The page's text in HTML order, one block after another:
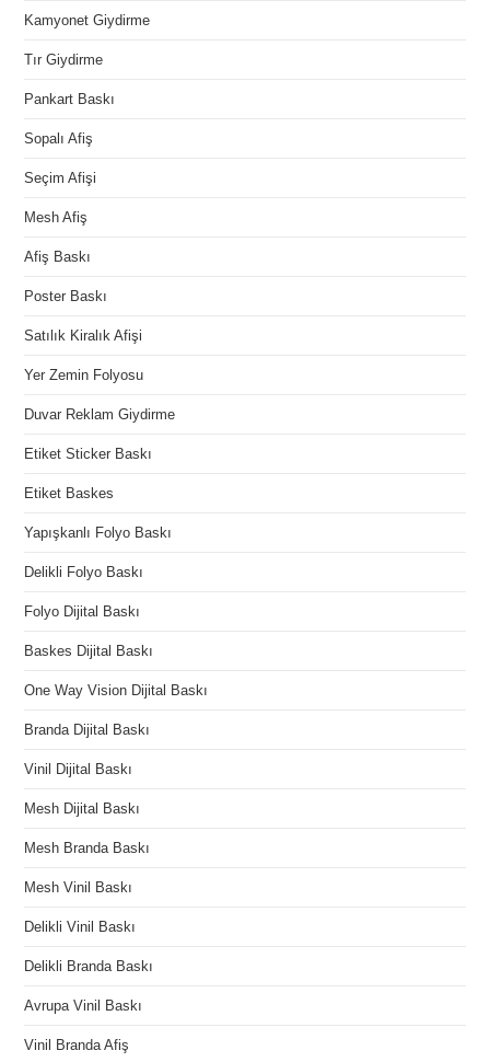
Kamyonet Giydirme
Tır Giydirme
Pankart Baskı
Sopalı Afiş
Seçim Afişi
Mesh Afiş
Afiş Baskı
Poster Baskı
Satılık Kiralık Afişi
Yer Zemin Folyosu
Duvar Reklam Giydirme
Etiket Sticker Baskı
Etiket Baskes
Yapışkanlı Folyo Baskı
Delikli Folyo Baskı
Folyo Dijital Baskı
Baskes Dijital Baskı
One Way Vision Dijital Baskı
Branda Dijital Baskı
Vinil Dijital Baskı
Mesh Dijital Baskı
Mesh Branda Baskı
Mesh Vinil Baskı
Delikli Vinil Baskı
Delikli Branda Baskı
Avrupa Vinil Baskı
Vinil Branda Afiş